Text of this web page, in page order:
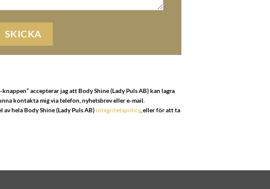
accepterar jag att Body Shine (Lady Puls AB) kan lagra
kontakta mig via telefon, nyhetsbrev eller e-mail.
hela Body Shine (Lady Puls AB)integritetspolicy, eller för att ta